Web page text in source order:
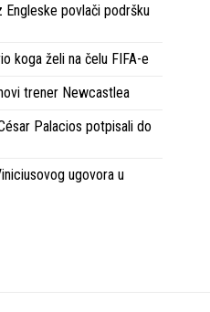
Engleske povlači podršku
koga želi na čelu FIFA-e
trener Newcastlea
Palacios potpisali do
ugovora u